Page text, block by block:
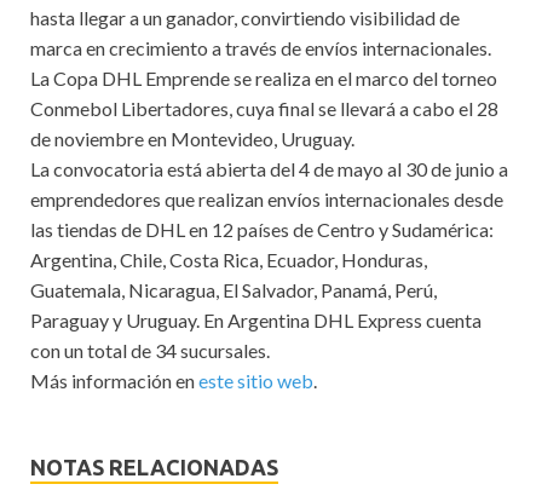
hasta llegar a un ganador, convirtiendo visibilidad de
marca en crecimiento a través de envíos internacionales.
La Copa DHL Emprende se realiza en el marco del torneo
Conmebol Libertadores, cuya final se llevará a cabo el 28
de noviembre en Montevideo, Uruguay.
La convocatoria está abierta del 4 de mayo al 30 de junio a
emprendedores que realizan envíos internacionales desde
las tiendas de DHL en 12 países de Centro y Sudamérica:
Argentina, Chile, Costa Rica, Ecuador, Honduras,
Guatemala, Nicaragua, El Salvador, Panamá, Perú,
Paraguay y Uruguay. En Argentina DHL Express cuenta
con un total de 34 sucursales.
Más información eneste sitio web.
NOTAS RELACIONADAS